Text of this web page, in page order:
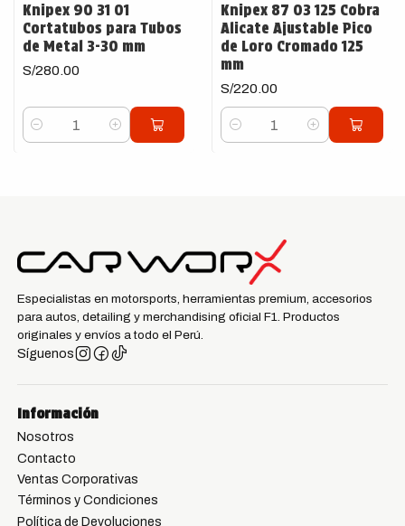
Knipex 90 31 01
Cortatubos para Tubos
de Metal 3-30 mm
S/280.00
Cantidad
Knipex 87 03 125 Cobra
Alicate Ajustable Pico
de Loro Cromado 125
mm
S/220.00
Cantidad
Especialistas en motorsports, herramientas premium, accesorios
para autos, detailing y merchandising oficial F1. Productos
originales y envíos a todo el Perú.
Síguenos
Información
Nosotros
Contacto
Ventas Corporativas
Términos y Condiciones
Política de Devoluciones